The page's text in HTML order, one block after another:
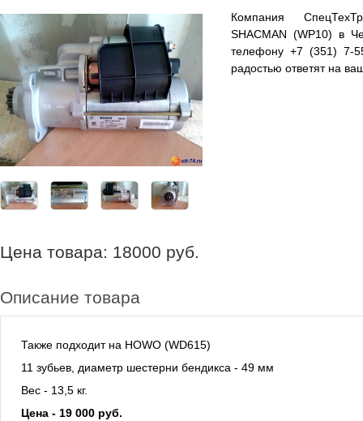
Компания
SHACMAN (WP10) в
телефону +7 (351) 7-
радостью ответят на
Цена товара: 18000 руб.
Описание товара
Также подходит на HOWO (WD615)
11 зубьев, диаметр шестерни бендикса - 49 мм
Вес - 13,5 кг.
Цена - 19 000 руб.